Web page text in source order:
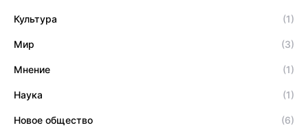
Культура (1)
Мир (3)
Мнение (1)
Наука (1)
Новое общество (6)